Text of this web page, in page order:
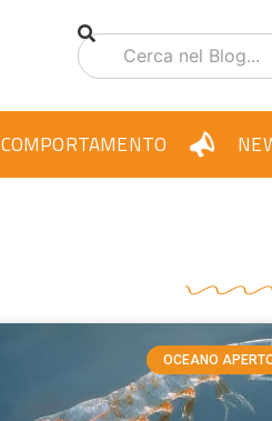
COMPORTAMENTO
OCEANO